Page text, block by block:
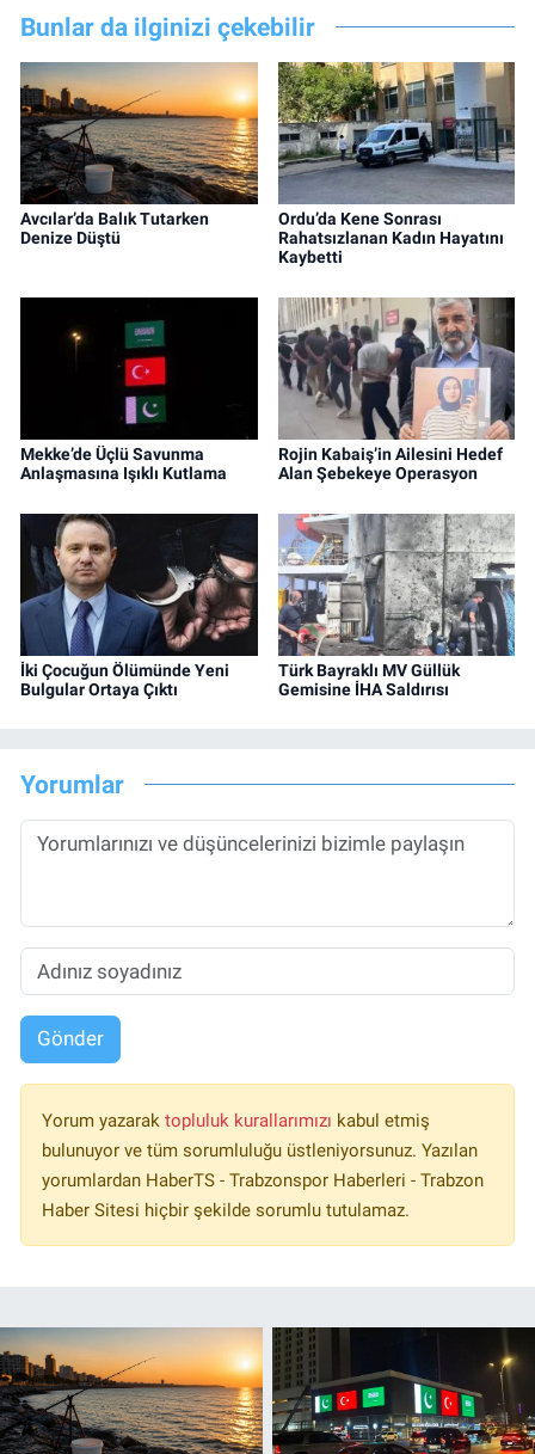
Bunlar da ilginizi çekebilir
Avcılar’da Balık Tutarken
Denize Düştü
Ordu’da Kene Sonrası
Rahatsızlanan Kadın Hayatını
Kaybetti
Mekke’de Üçlü Savunma
Anlaşmasına Işıklı Kutlama
Rojin Kabaiş’in Ailesini Hedef
Alan Şebekeye Operasyon
İki Çocuğun Ölümünde Yeni
Bulgular Ortaya Çıktı
Türk Bayraklı MV Güllük
Gemisine İHA Saldırısı
Yorumlar
Gönder
Yorum yazarak topluluk kurallarımızı kabul etmiş
bulunuyor ve tüm sorumluluğu üstleniyorsunuz. Yazılan
yorumlardan HaberTS - Trabzonspor Haberleri - Trabzon
Haber Sitesi hiçbir şekilde sorumlu tutulamaz.